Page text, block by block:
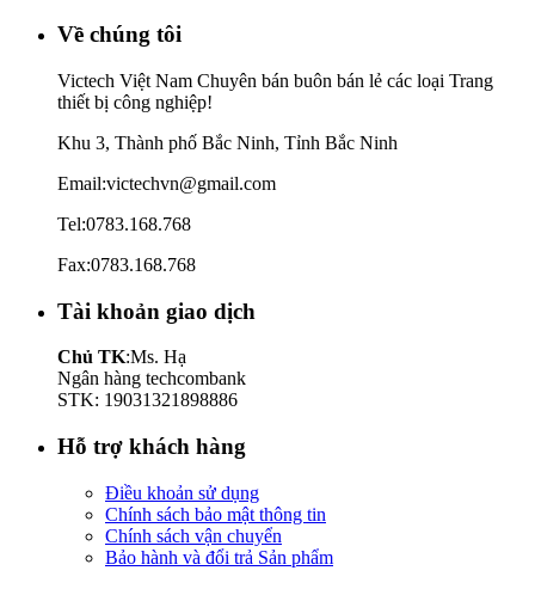
Về chúng tôi
Victech Việt Nam Chuyên bán buôn bán lẻ các loại Trang
thiết bị công nghiệp!
Khu 3, Thành phố Bắc Ninh, Tỉnh Bắc Ninh
Email:victechvn@gmail.com
Tel:0783.168.768
Fax:0783.168.768
Tài khoản giao dịch
Chủ TK:Ms. Hạ
Ngân hàng techcombank
STK: 19031321898886
Hỗ trợ khách hàng
Điều khoản sử dụng
Chính sách bảo mật thông tin
Chính sách vận chuyển
Bảo hành và đổi trả Sản phẩm